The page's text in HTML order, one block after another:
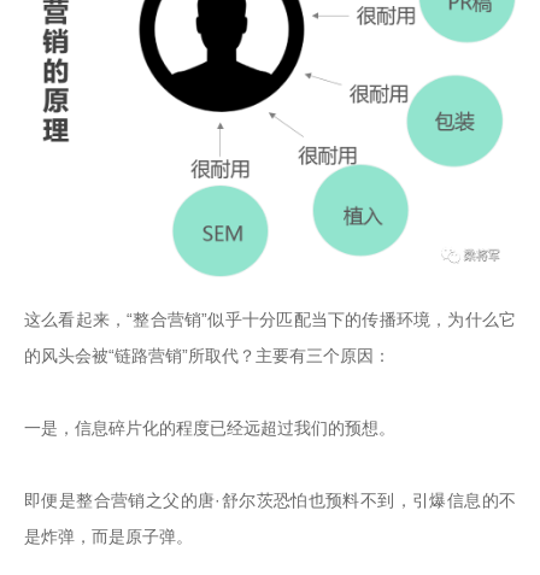
这么看起来，“整合营销”似乎十分匹配当下的传播环境，为什么它
的风头会被“链路营销”所取代？主要有三个原因：
一是，信息碎片化的程度已经远超过我们的预想。
即便是整合营销之父的唐·舒尔茨恐怕也预料不到，引爆信息的不
是炸弹，而是原子弹。